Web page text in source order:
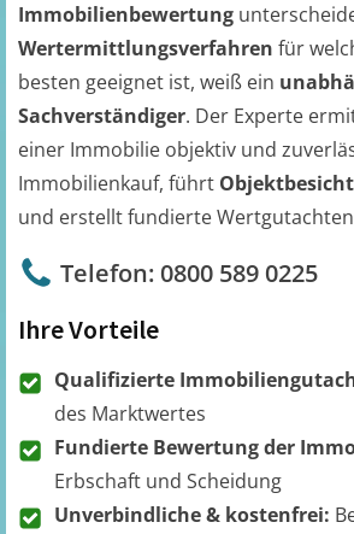
Immobilienbewertung
Wertermittlungsverfahren für
besten geeignet ist, weiß ein
Sachverständiger. Der Experte
einer Immobilie objektiv und
Immobilienkauf, führt
und erstellt fundierte
Telefon: 0800 589 0225
Ihre Vorteile
Qualifizierte
des Marktwertes
Fundierte Bewertung der
Erbschaft und Scheidung
Unverbindliche & kostenfrei: